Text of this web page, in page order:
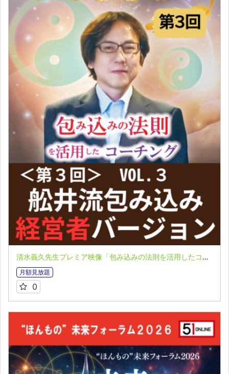
清水義久先生プレミア映像「包み込みの法則を活用したコーチング」第３回 VOL.３：舩井流「包み込み」理論 経営者バージョン
月額見放題
0